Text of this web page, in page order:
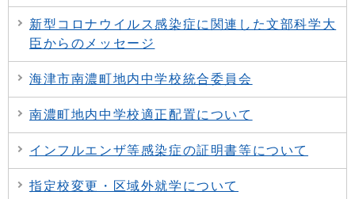
新型コロナウイルス感染症に関連した文部科学大
臣からのメッセージ
海津市南濃町地内中学校統合委員会
南濃町地内中学校適正配置について
インフルエンザ等感染症の証明書等について
指定校変更・区域外就学について